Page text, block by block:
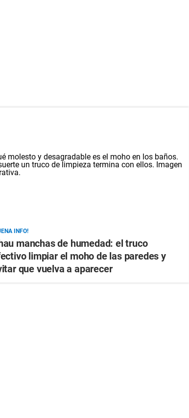
INFO!
manchas de humedad: el truco
limpiar el moho de las paredes y
que vuelva a aparecer